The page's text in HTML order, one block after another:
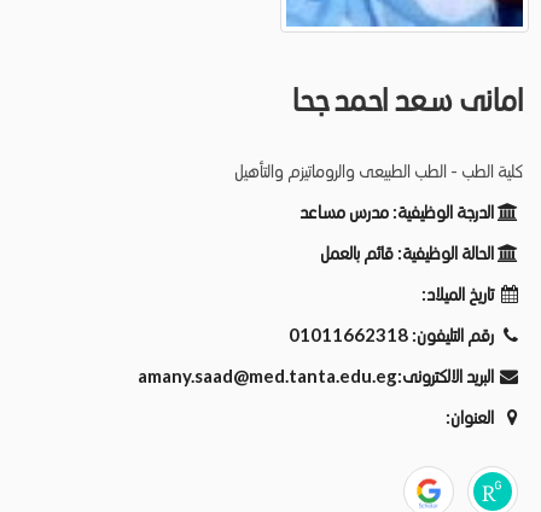
امانى سعد احمد جحا
كلية الطب - الطب الطبيعى والروماتيزم والتأهيل
الدرجة الوظيفية: مدرس مساعد
الحالة الوظيفية: قائم بالعمل
تاريخ الميلاد:
رقم التليفون: 01011662318
البريد الالكترونى:amany.saad@med.tanta.edu.eg
العنوان: